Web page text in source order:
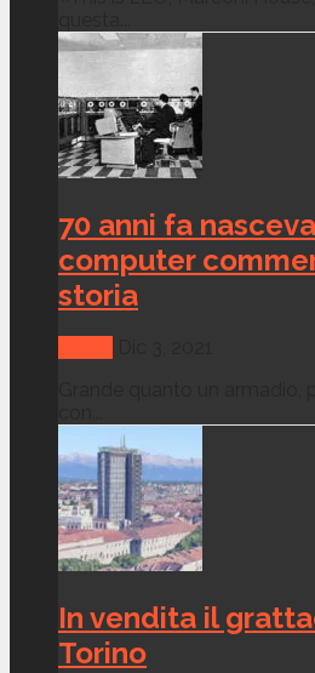
70 anni fa
computer
storia
In vendita il
Torino